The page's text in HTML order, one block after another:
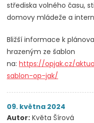
střediska volného času,
domovy mládeže a
Bližší informace k
hrazeným ze šablon
na: https://opjak.cz/
sablon-op-jak/
09. května 2024
Autor: Květa Šírová